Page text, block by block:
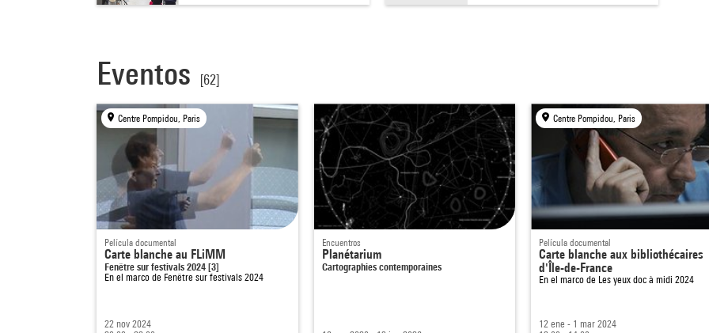
Eventos [62]
Centre Pompidou, Paris
Película documental
Carte blanche au FLiMM
Fenêtre sur festivals 2024 [3]
En el marco de Fenêtre sur festivals 2024
22 nov 2024
Encuentros
Planétarium
Cartographies contemporaines
Centre Pompidou, Paris
Película documental
Carte blanche aux bibliothécaires
d'Île-de-France
En el marco de Les yeux doc à midi 2024
12 ene - 1 mar 2024